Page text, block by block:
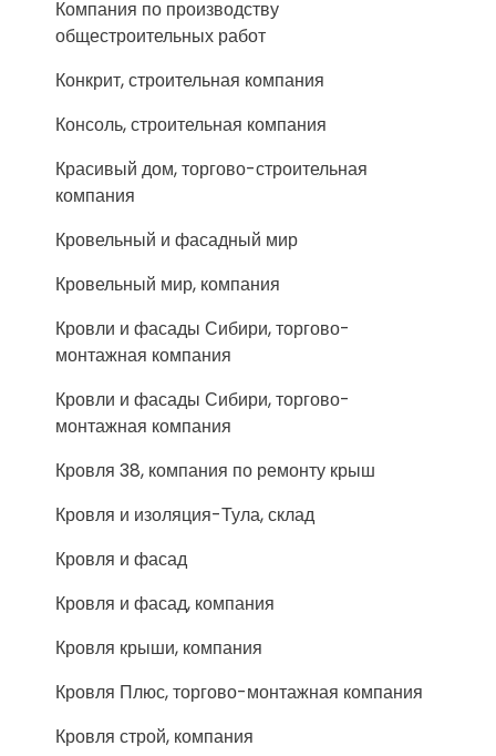
Компания по производству
общестроительных работ
Конкрит, строительная компания
Консоль, строительная компания
Красивый дом, торгово-строительная
компания
Кровельный и фасадный мир
Кровельный мир, компания
Кровли и фасады Сибири, торгово-
монтажная компания
Кровли и фасады Сибири, торгово-
монтажная компания
Кровля 38, компания по ремонту крыш
Кровля и изоляция-Тула, склад
Кровля и фасад
Кровля и фасад, компания
Кровля крыши, компания
Кровля Плюс, торгово-монтажная компания
Кровля строй, компания